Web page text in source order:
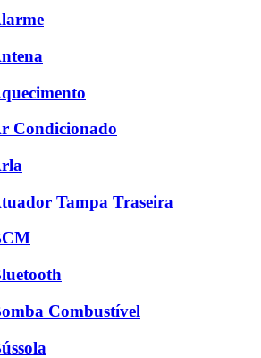
Condicionado
Tampa Traseira
Combustível